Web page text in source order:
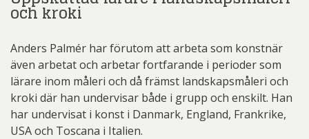
och kroki
Anders Palmér har förutom att arbeta som konstnär
även arbetat och arbetar fortfarande i perioder som
lärare inom måleri och då främst landskapsmåleri och
kroki där han undervisar både i grupp och enskilt. Han
har undervisat i konst i Danmark, England, Frankrike,
USA och Toscana i Italien.